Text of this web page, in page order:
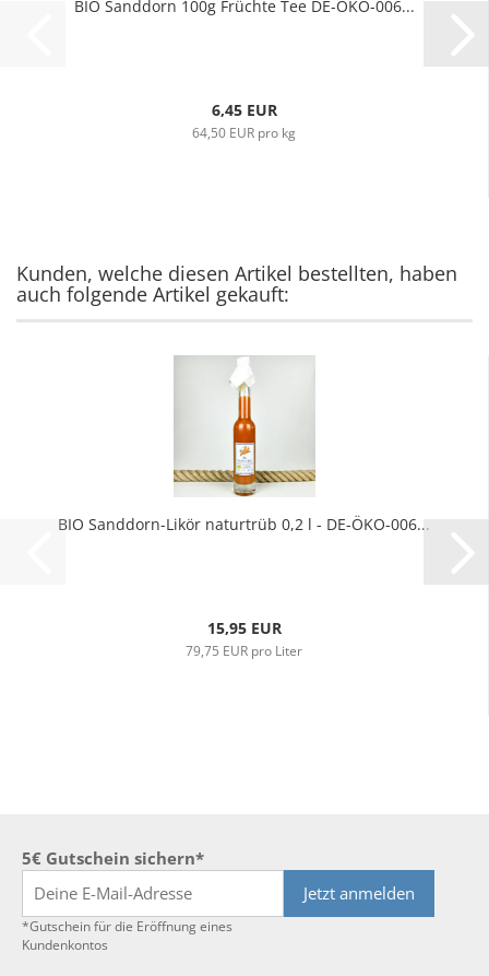
BIO Sanddorn 100g Früchte Tee DE-ÖKO-006...
6,45 EUR
64,50 EUR pro kg
Kunden, welche diesen Artikel bestellten, haben
auch folgende Artikel gekauft:
BIO Sanddorn-Likör naturtrüb 0,2 l - DE-ÖKO-006...
15,95 EUR
79,75 EUR pro Liter
5€ Gutschein sichern*
Jetzt anmelden
*Gutschein für die Eröffnung eines
Kundenkontos